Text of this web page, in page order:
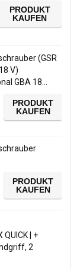
PRODUKT
KAUFEN
(GSR
V)
GBA 18…
PRODUKT
KAUFEN
PRODUKT
KAUFEN
| +
2